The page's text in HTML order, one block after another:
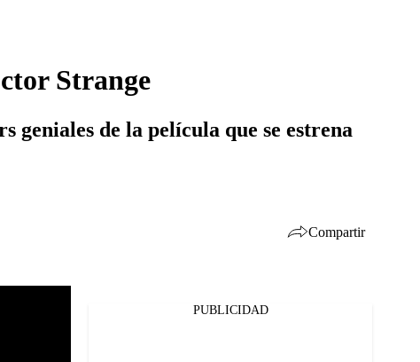
Strange
de la película que se estrena
Compartir
PUBLICIDAD